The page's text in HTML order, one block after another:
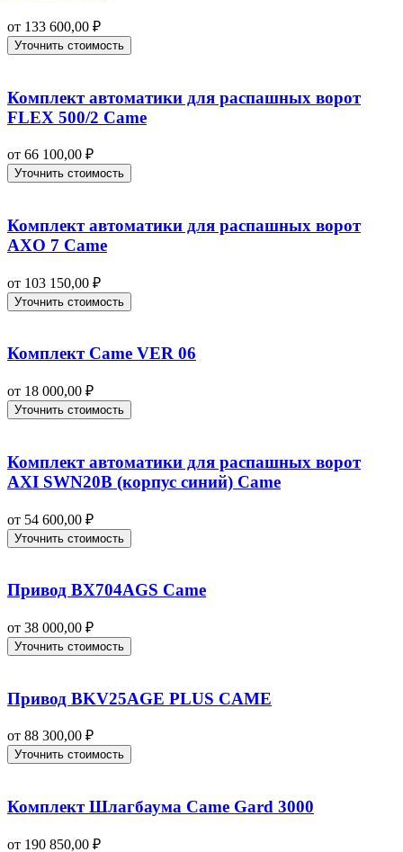
от 133 600,00 ₽
Уточнить стоимость
Комплект автоматики для распашных ворот
FLEX 500/2 Came
от 66 100,00 ₽
Уточнить стоимость
Комплект автоматики для распашных ворот
AXO 7 Came
от 103 150,00 ₽
Уточнить стоимость
Комплект Came VER 06
от 18 000,00 ₽
Уточнить стоимость
Комплект автоматики для распашных ворот
AXI SWN20B (корпус синий) Came
от 54 600,00 ₽
Уточнить стоимость
Привод BX704AGS Came
от 38 000,00 ₽
Уточнить стоимость
Привод BKV25AGE PLUS CAME
от 88 300,00 ₽
Уточнить стоимость
Комплект Шлагбаума Came Gard 3000
от 190 850,00 ₽